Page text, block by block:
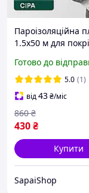
Пароізоляційна
1.5х50 м для
Майстер 75 г/м²
S75 PE універсал
Готово до
5.0 (1)
від43₴/міс
430₴
860 ₴
Купити
SapaiShop